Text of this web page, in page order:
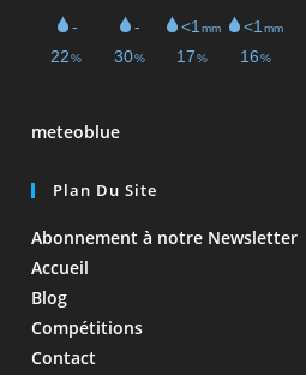
meteoblue
Plan Du Site
Abonnement à notre Newsletter
Accueil
Blog
Compétitions
Contact